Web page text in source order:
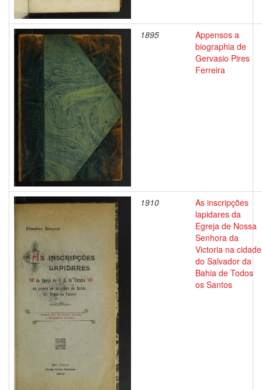
1895
Appensos a
biographia de
Gervasio Pires
Ferreira
1910
As inscripções
lapidares da
Egreja de Nossa
Senhora da
Victoria na cidade
do Salvador da
Bahia de Todos
os Santos